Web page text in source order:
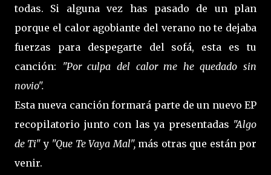
todas. Si alguna vez has pasado de un plan
porque el calor agobiante del verano no te dejaba
fuerzas para despegarte del sofá, esta es tu
canción:
"Por culpa del calor me he quedado sin
novio".
Esta nueva canción formará parte de un nuevo EP
recopilatorio junto con las ya presentadas "Algo
de Ti"y"Que Te Vaya Mal",más otras que están por
venir.